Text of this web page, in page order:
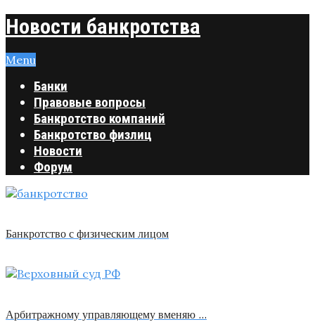
Новости банкротства
Menu
Банки
Правовые вопросы
Банкротство компаний
Банкротство физлиц
Новости
Форум
Банкротство с физическим лицом
Арбитражному управляющему вменяю …